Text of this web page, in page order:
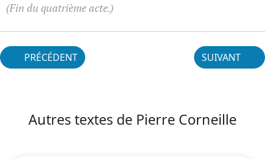
(Fin du quatrième acte.)
PRÉCÉDENT SUIVANT
Autres textes de Pierre Corneille